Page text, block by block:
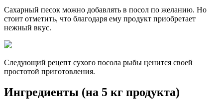
Сахарный песок можно добавлять в посол по желанию. Но
стоит отметить, что благодаря ему продукт приобретает
нежный вкус.
Следующий рецепт сухого посола рыбы ценится своей
простотой приготовления.
Ингредиенты (на 5 кг продукта)